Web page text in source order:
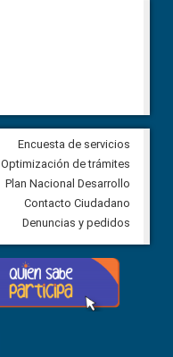
Veeduría Ciudadana para
construcción del asfaltado de
Ballenita del cantón Santa
7 agosto, 2026
Next
Encuesta de servicios
Optimización de trámites
Plan Nacional Desarrollo
Contacto Ciudadano
Denuncias y pedidos